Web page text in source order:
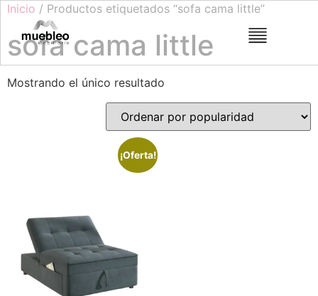
Inicio / Productos etiquetados “sofa cama little”
sofa cama little
Mostrando el único resultado
¡Oferta!